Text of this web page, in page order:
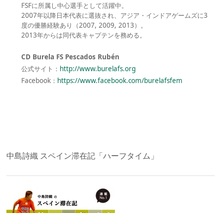
FSFに所属し中心選手として活躍中。
2007年以降日本代表に選抜され、アジア・インドアゲームズに3
度の優勝経験あり（2007, 2009, 2013）。
2013年からは同代表キャプテンを務める。
CD Burela FS Pescados Rubén
公式サイト： http://www.burelafs.org
Facebook： https://www.facebook.com/burelafsfem
中島詩織 スペイン滞在記「ハーフタイム」